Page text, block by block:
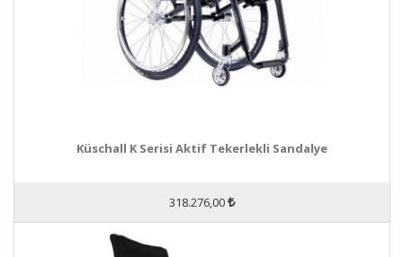
Küschall K Serisi Aktif Tekerlekli Sandalye
318.276,00